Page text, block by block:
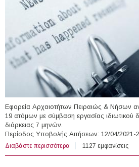
Εφορεία Αρχαιοτήτων Πειραιώς & Νήσων
19 ατόμων με σύμβαση εργασίας ιδιωτικού
διάρκειας 7 μηνών.
Περίοδος Υποβολής Αιτήσεων: 12/04/2021-
Διαβάστε περισσότερα για 19 άτομα με
Εφορεία Αρχαιοτήτων
1127 εμφανίσεις